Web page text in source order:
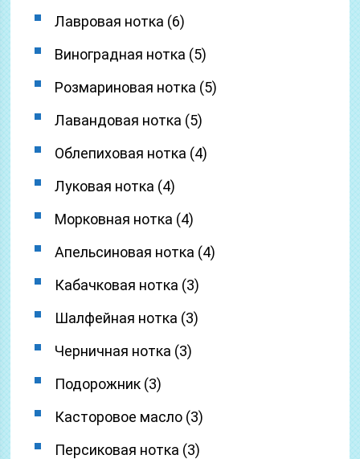
Лавровая нотка (6)
Виноградная нотка (5)
Розмариновая нотка (5)
Лавандовая нотка (5)
Облепиховая нотка (4)
Луковая нотка (4)
Морковная нотка (4)
Апельсиновая нотка (4)
Кабачковая нотка (3)
Шалфейная нотка (3)
Черничная нотка (3)
Подорожник (3)
Касторовое масло (3)
Персиковая нотка (3)